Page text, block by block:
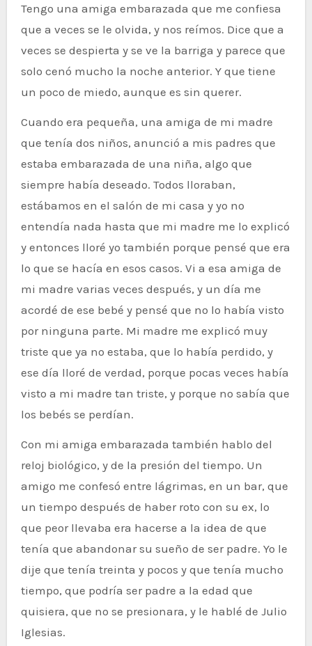
Tengo una amiga embarazada que me confiesa
que a veces se le olvida, y nos reímos. Dice que a
veces se despierta y se ve la barriga y parece que
solo cenó mucho la noche anterior. Y que tiene
un poco de miedo, aunque es sin querer.
Cuando era pequeña, una amiga de mi madre
que tenía dos niños, anunció a mis padres que
estaba embarazada de una niña, algo que
siempre había deseado. Todos lloraban,
estábamos en el salón de mi casa y yo no
entendía nada hasta que mi madre me lo explicó
y entonces lloré yo también porque pensé que era
lo que se hacía en esos casos. Vi a esa amiga de
mi madre varias veces después, y un día me
acordé de ese bebé y pensé que no lo había visto
por ninguna parte. Mi madre me explicó muy
triste que ya no estaba, que lo había perdido, y
ese día lloré de verdad, porque pocas veces había
visto a mi madre tan triste, y porque no sabía que
los bebés se perdían.
Con mi amiga embarazada también hablo del
reloj biológico, y de la presión del tiempo. Un
amigo me confesó entre lágrimas, en un bar, que
un tiempo después de haber roto con su ex, lo
que peor llevaba era hacerse a la idea de que
tenía que abandonar su sueño de ser padre. Yo le
dije que tenía treinta y pocos y que tenía mucho
tiempo, que podría ser padre a la edad que
quisiera, que no se presionara, y le hablé de Julio
Iglesias.